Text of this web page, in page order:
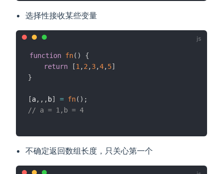
选择性接收某些变量
function fn( )
{
return
[1 ,2 ,3,4,5]
}
[a, , , b] = fn( ) ;
// a = 1,b = 4
不确定返回数组长度，只关心第一个